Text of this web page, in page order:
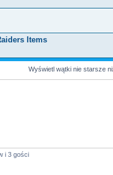
Items
Wyświetl wątki nie starsze
i 3 gości